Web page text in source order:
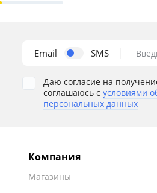
Email SMS
Даю согласие на
соглашаюсь с условиями
персональных данных
Компания
Магазины